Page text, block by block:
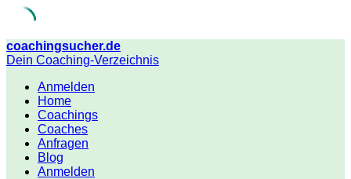
Skip
to
coachingsucher.de
Dein Coaching-Verzeichnis
Anmelden
Home
Coachings
Coaches
Anfragen
Blog
Anmelden